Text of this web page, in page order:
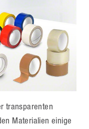
transparenten
Materialien einige